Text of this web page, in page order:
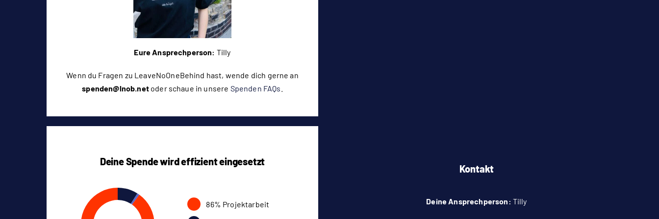
Eure Ansprechperson: Tilly
Wenn du Fragen zu LeaveNoOneBehind hast, wende dich gerne an
spenden@lnob.net oder schaue in unsere Spenden FAQs
Deine Spende wird effizient eingesetzt
86% Projektarbeit
Kontakt
Deine Ansprechperson: Tilly